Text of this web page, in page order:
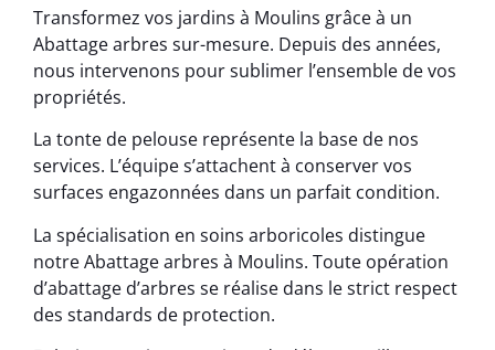
Transformez vos jardins à Moulins grâce à un
Abattage arbres sur-mesure. Depuis des années,
nous intervenons pour sublimer l’ensemble de vos
propriétés.
La tonte de pelouse représente la base de nos
services. L’équipe s’attachent à conserver vos
surfaces engazonnées dans un parfait condition.
La spécialisation en soins arboricoles distingue
notre Abattage arbres à Moulins. Toute opération
d’abattage d’arbres se réalise dans le strict respect
des standards de protection.